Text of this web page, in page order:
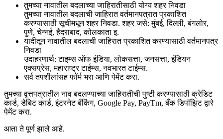
तुमच्या नावातील बदलाच्या जाहिरातीसाठी योग्य शहर निवडा
तुमच्या नावातील बदलाची जाहिरात वर्तमानपत्रात प्रकाशित
करण्यासाठी सूचीमधून शहर निवडा. शहर जसे: मुंबई, दिल्ली, बंगलोर,
पुणे, चेन्नई, हैदराबाद, कोलकाता इ.
यादीतून नावातील बदलाची जाहिरात प्रकाशित करण्यासाठी वर्तमानपत्र
निवडा
उदाहरणार्थ: टाइम्स ऑफ इंडिया, लोकसत्ता, जनसत्ता, इंडियन
एक्सप्रेस, महाराष्ट्र टाईम्स, नवभारत टाईम्स.
सर्व तपशीलांसह फॉर्म भरा आणि पेमेंट करा.
तुमच्या वृत्तपत्रातील नाव बदलण्याच्या जाहिरातीची पुष्टी करण्यासाठी क्रेडिट
कार्ड, डेबिट कार्ड, इंटरनेट बँकिंग, Google Pay, PayTm, बँक डिपॉझिट द्वारे
पेमेंट करा.
आता ते पूर्ण झाले आहे.